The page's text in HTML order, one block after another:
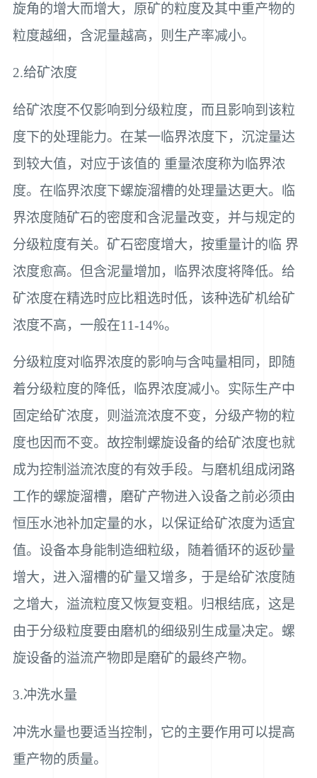
旋角的增大而增大，原矿的粒度及其中重产物的
粒度越细，含泥量越高，则生产率减小。
2.给矿浓度
给矿浓度不仅影响到分级粒度，而且影响到该粒
度下的处理能力。在某一临界浓度下，沉淀量达
到较大值，对应于该值的 重量浓度称为临界浓
度。在临界浓度下螺旋溜槽的处理量达更大。临
界浓度随矿石的密度和含泥量改变，并与规定的
分级粒度有关。矿石密度增大，按重量计的临 界
浓度愈高。但含泥量增加，临界浓度将降低。给
矿浓度在精选时应比粗选时低，该种选矿机给矿
浓度不高，一般在11-14%。
分级粒度对临界浓度的影响与含吨量相同，即随
着分级粒度的降低，临界浓度减小。实际生产中
固定给矿浓度，则溢流浓度不变，分级产物的粒
度也因而不变。故控制螺旋设备的给矿浓度也就
成为控制溢流浓度的有效手段。与磨机组成闭路
工作的螺旋溜槽，磨矿产物进入设备之前必须由
恒压水池补加定量的水，以保证给矿浓度为适宜
值。设备本身能制造细粒级，随着循环的返砂量
增大，进入溜槽的矿量又增多，于是给矿浓度随
之增大，溢流粒度又恢复变粗。归根结底，这是
由于分级粒度要由磨机的细级别生成量决定。螺
旋设备的溢流产物即是磨矿的最终产物。
3.冲洗水量
冲洗水量也要适当控制，它的主要作用可以提高
重产物的质量。